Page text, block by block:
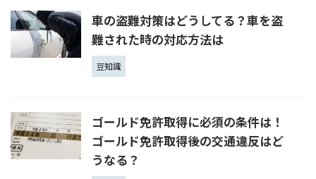
車の盗難対策はどうしてる？車を盗
難された時の対応方法は
豆知識
ゴールド免許取得に必須の条件は！
ゴールド免許取得後の交通違反はど
うなる？